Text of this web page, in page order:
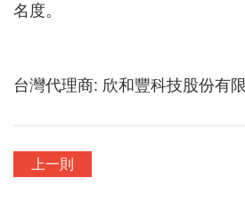
名度。
台灣代理商: 欣和豐科技股份有
上一則
喝口茶聽聽他們的真實故事
「做喜歡的事，回心中的甘」